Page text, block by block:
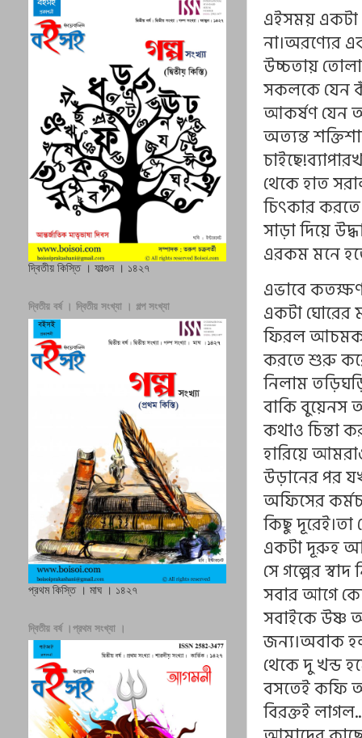
এইসময় একটা
না।অরণ্যের
উচ্চতায়
সকলকে যেন
আকর্ষণ যেন
অত্যন্ত
থেকে হাত
চিৎকার
সাড়া দিয়ে
এরকম মনে
এভাবে
একটা ঘোরের
ফিরল আচমকা
করতে শুরু
নিলাম
বাকি বুয়েনস
কথাও চিন্তা
হারিয়ে
উড়ানের পর
অফিসের
কিছু
একটা দূরুহ
সে গল্পের
সবার আগে
সবাইকে উষ্ণ
জন্য।অবাক
থেকে দু খন্ড
বসতেই কফি
বিরক্তই
দ্বিতীয় কিস্তি । ফাল্গুন । ১৪২৭
দ্বিতীয় বর্ষ । দ্বিতীয় সংখ্যা । গল্প সংখ্যা
প্রথম কিস্তি । মাঘ । ১৪২৭
দ্বিতীয় বর্ষ ।প্রথম সংখ্যা ।